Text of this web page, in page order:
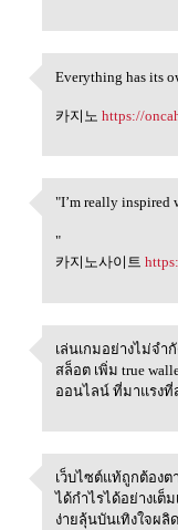
Everything has
Everything has its
카지노https://
"I’m really
"I’m really inspired
"
카지노사이트
เล่นเกมอย่า
เล่นเกมอย่างไม่จำ
สล็อต เพิ่ม true
ออนไลน์ ที่มาแรงที่
เว็บไซต์แท้
เว็บไซต์แท้ถูกต้อง
ได้กำไรได้อย่างเต็
ง่ายลุ้นบันเทิงใจผลิ